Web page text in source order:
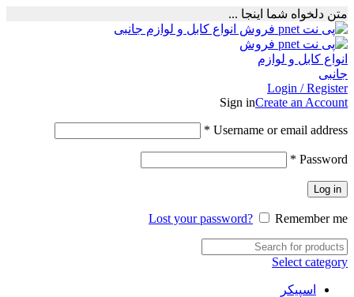
متن دلخواه شما اینجا ...
Login / Register
Sign inCreate an Account
Username or email address
*
Password
*
Log in
Lost your password? Remember me
Select category
اسپیکر